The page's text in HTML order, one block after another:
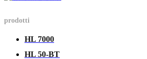
prodotti
HL 7000
HL 50-BT